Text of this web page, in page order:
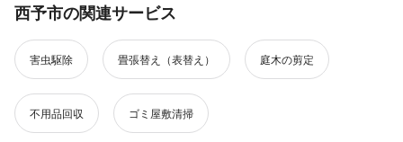
西予市の関連サービス
害虫駆除 畳張替え（表替え） 庭木の剪定
不用品回収 ゴミ屋敷清掃